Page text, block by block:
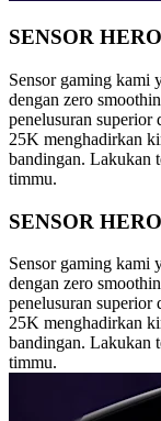
SENSOR
Sensor gaming kami
dengan zero
penelusuran superior
25K menghadirkan
bandingan. Lakukan
timmu.
SENSOR
Sensor gaming kami
dengan zero
penelusuran superior
25K menghadirkan
bandingan. Lakukan
timmu.